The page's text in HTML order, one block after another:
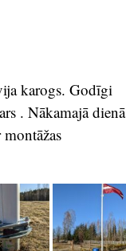
karogs. Godīgi
. Nākamajā dienā